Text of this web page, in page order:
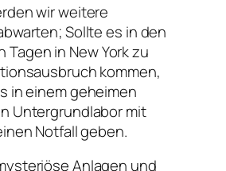
wir weitere
Sollte es in den
Tagen in New York zu
kommen,
in einem geheimen
Untergrundlabor mit
Notfall geben.
Anlagen und